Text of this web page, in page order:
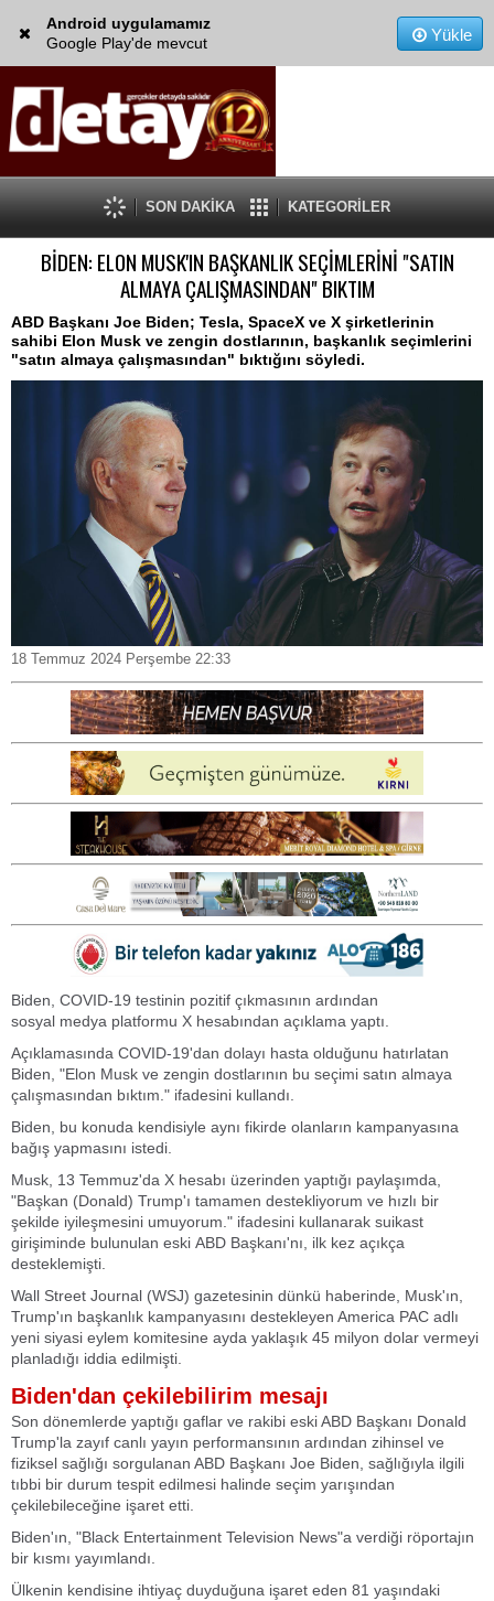
Android uygulamamız
Google Play'de mevcut
Yükle
SON DAKİKA KATEGORİLER
BİDEN: ELON MUSK'IN BAŞKANLIK SEÇİMLERİNİ "SATIN
ALMAYA ÇALIŞMASINDAN" BIKTIM
ABD Başkanı Joe Biden; Tesla, SpaceX ve X şirketlerinin
sahibi Elon Musk ve zengin dostlarının, başkanlık seçimlerini
"satın almaya çalışmasından" bıktığını söyledi.
18 Temmuz 2024 Perşembe 22:33
Biden, COVID-19 testinin pozitif çıkmasının ardından
sosyal medya platformu X hesabından açıklama yaptı.
Açıklamasında COVID-19'dan dolayı hasta olduğunu hatırlatan
Biden, "Elon Musk ve zengin dostlarının bu seçimi satın almaya
çalışmasından bıktım." ifadesini kullandı.
Biden, bu konuda kendisiyle aynı fikirde olanların kampanyasına
bağış yapmasını istedi.
Musk, 13 Temmuz'da X hesabı üzerinden yaptığı paylaşımda,
"Başkan (Donald) Trump'ı tamamen destekliyorum ve hızlı bir
şekilde iyileşmesini umuyorum." ifadesini kullanarak suikast
girişiminde bulunulan eski ABD Başkanı'nı, ilk kez açıkça
desteklemişti.
Wall Street Journal (WSJ) gazetesinin dünkü haberinde, Musk'ın,
Trump'ın başkanlık kampanyasını destekleyen America PAC adlı
yeni siyasi eylem komitesine ayda yaklaşık 45 milyon dolar vermeyi
planladığı iddia edilmişti.
Biden'dan çekilebilirim mesajı
Son dönemlerde yaptığı gaflar ve rakibi eski ABD Başkanı Donald
Trump'la zayıf canlı yayın performansının ardından zihinsel ve
fiziksel sağlığı sorgulanan ABD Başkanı Joe Biden, sağlığıyla ilgili
tıbbi bir durum tespit edilmesi halinde seçim yarışından
çekilebileceğine işaret etti.
Biden'ın, "Black Entertainment Television News"a verdiği röportajın
bir kısmı yayımlandı.
Ülkenin kendisine ihtiyaç duyduğuna işaret eden 81 yaşındaki